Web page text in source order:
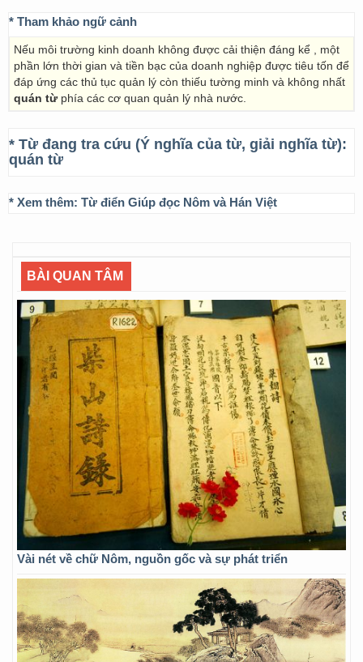
* Tham khảo ngữ cảnh
Nếu môi trường kinh doanh không được cải thiện đáng kể , một
phần lớn thời gian và tiền bạc của doanh nghiệp được tiêu tốn để
đáp ứng các thủ tục quản lý còn thiếu tường minh và không nhất
quán từphía các cơ quan quản lý nhà nước.
* Từ đang tra cứu (Ý nghĩa của từ, giải nghĩa từ):
quán từ
* Xem thêm: Từ điển Giúp đọc Nôm và Hán Việt
BÀI QUAN TÂM
Vài nét về chữ Nôm, nguồn gốc và sự phát triển